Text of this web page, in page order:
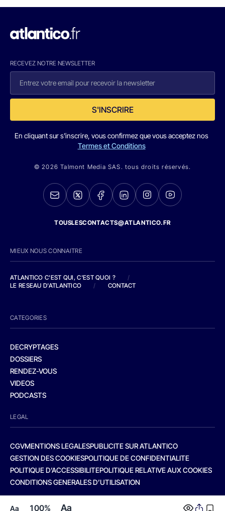
Aa 100% Aa
RECEVEZ NOTRE NEWSLETTER
S'INSCRIRE
En cliquant sur s'inscrire, vous confirmez que vous acceptez nos
Termes et Conditions
© 2026 Talmont Media SAS. tous droits réservés.
TOUSLESCONTACTS@ATLANTICO.FR
MIEUX NOUS CONNAITRE
ATLANTICO C'EST QUI, C'EST QUOI ?
/
LE RESEAU D'ATLANTICO
/ CONTACT
CATEGORIES
DECRYPTAGES
DOSSIERS
RENDEZ-VOUS
VIDEOS
PODCASTS
LEGAL
CGVMENTIONS LEGALESPUBLICITE SUR ATLANTICO
GESTION DES COOKIESPOLITIQUE DE CONFIDENTIALITE
POLITIQUE D’ACCESSIBILITEPOLITIQUE RELATIVE AUX COOKIES
CONDITIONS GENERALES D’UTILISATION